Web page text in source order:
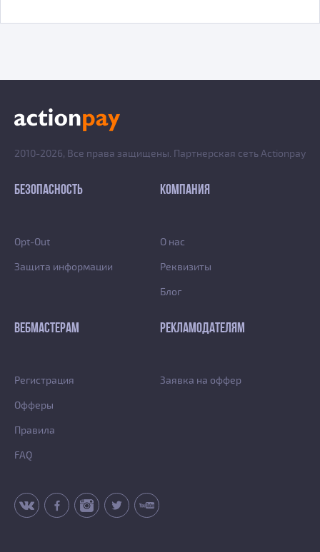
2010-2026, Все права защищены. Партнерская сеть Actionpay
БЕЗОПАСНОСТЬ
Opt-Out
Защита информации
КОМПАНИЯ
О нас
Реквизиты
Блог
ВЕБМАСТЕРАМ
Регистрация
Офферы
Правила
FAQ
РЕКЛАМОДАТЕЛЯМ
Заявка на оффер
vk fb inst tw yt